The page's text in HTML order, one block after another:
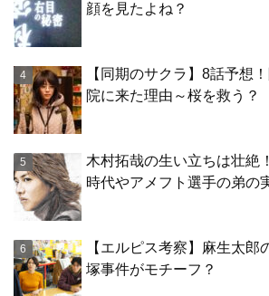
顔を見たよね？
【同期のサクラ】8話予想
院に来た理由～桜を救う？
木村拓哉の生い立ちは壮絶
時代やアメフト選手の弟の
【エルピス考察】麻生太郎
塚事件がモチーフ？